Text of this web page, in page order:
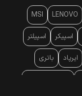
LENOVO
MSI
اسپیکر اسپیلتر
ایرپاد باتری